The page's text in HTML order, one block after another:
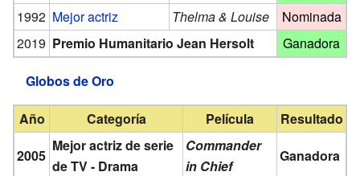
1992 Mejor actriz Thelma & Louise
Nominada
2019 Premio Humanitario Jean Hersolt Ganadora
Globos de Oro
Año Categoría Película
Resultado
2005
Mejor actriz de serie
de TV - Drama
Commander
in Chief
Ganadora